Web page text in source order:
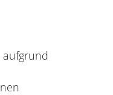
aufgrund